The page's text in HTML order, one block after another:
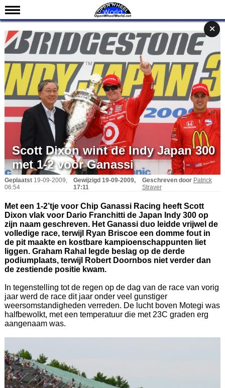
Nieuws
Kalender
Uitslagen
Standen
Coureurs
Teams
IndyCar 101
Indy 500
English
Scott Dixon wint de Indy Japan 300
met 1-2 voor Ganassi
Geplaatst 19-09-2009,
06:54
Gewijzigd 19-09-2009,
17:11
Geschreven door Patrick
Straver
Met een 1-2’tje voor Chip Ganassi Racing heeft Scott
Dixon vlak voor Dario Franchitti de Japan Indy 300 op
zijn naam geschreven. Het Ganassi duo leidde vrijwel de
volledige race, terwijl Ryan Briscoe een domme fout in
de pit maakte en kostbare kampioenschappunten liet
liggen. Graham Rahal legde beslag op de derde
podiumplaats, terwijl Robert Doornbos niet verder dan
de zestiende positie kwam.
In tegenstelling tot de regen op de dag van de race van vorig
jaar werd de race dit jaar onder veel gunstiger
weersomstandigheden verreden. De lucht boven Motegi was
halfbewolkt, met een temperatuur die met 23C graden erg
aangenaam was.
✕
✕
✕